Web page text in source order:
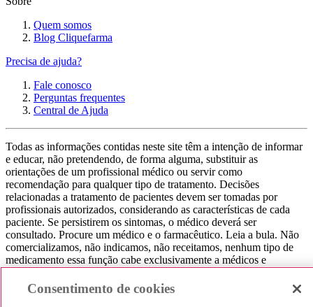
Quem somos
Blog Cliquefarma
Precisa de ajuda?
Fale conosco
Perguntas frequentes
Central de Ajuda
Todas as informações contidas neste site têm a intenção de informar
e educar, não pretendendo, de forma alguma, substituir as
orientações de um profissional médico ou servir como
recomendação para qualquer tipo de tratamento. Decisões
relacionadas a tratamento de pacientes devem ser tomadas por
profissionais autorizados, considerando as características de cada
paciente. Se persistirem os sintomas, o médico deverá ser
consultado. Procure um médico e o farmacêutico. Leia a bula. Não
comercializamos, não indicamos, não receitamos, nenhum tipo de
medicamento essa função cabe exclusivamente a médicos e
consultar seu médico. Não somos uma loja ou marketplace, ou seja,
Consentimento de cookies